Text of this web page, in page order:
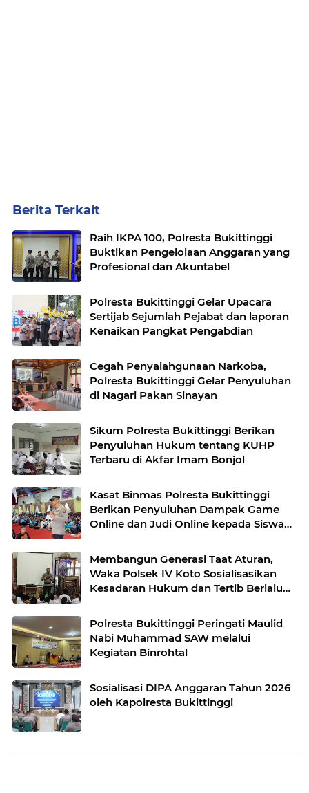
Berita Terkait
Raih IKPA 100, Polresta Bukittinggi
Buktikan Pengelolaan Anggaran yang
Profesional dan Akuntabel
Polresta Bukittinggi Gelar Upacara
Sertijab Sejumlah Pejabat dan laporan
Kenaikan Pangkat Pengabdian
Cegah Penyalahgunaan Narkoba,
Polresta Bukittinggi Gelar Penyuluhan
di Nagari Pakan Sinayan
Sikum Polresta Bukittinggi Berikan
Penyuluhan Hukum tentang KUHP
Terbaru di Akfar Imam Bonjol
Kasat Binmas Polresta Bukittinggi
Berikan Penyuluhan Dampak Game
Online dan Judi Online kepada Siswa
Membangun Generasi Taat Aturan,
Waka Polsek IV Koto Sosialisasikan
Kesadaran Hukum dan Tertib Berlalu
Polresta Bukittinggi Peringati Maulid
Nabi Muhammad SAW melalui
Kegiatan Binrohtal
Sosialisasi DIPA Anggaran Tahun 2026
oleh Kapolresta Bukittinggi